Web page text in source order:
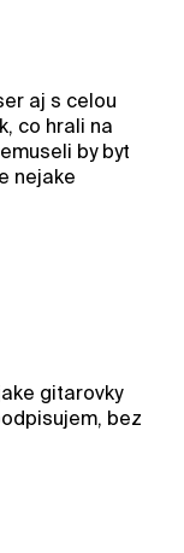
aj s celou
co hrali na
by byt
nejake
gitarovky
bez